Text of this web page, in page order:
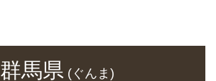
群馬県(ぐんま)